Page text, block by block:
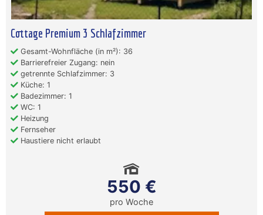
Cottage Premium 3 Schlafzimmer
Gesamt-Wohnfläche (in m²): 36
Barrierefreier Zugang: nein
getrennte Schlafzimmer: 3
Küche: 1
Badezimmer: 1
WC: 1
Heizung
Fernseher
Haustiere nicht erlaubt
550 €
pro Woche